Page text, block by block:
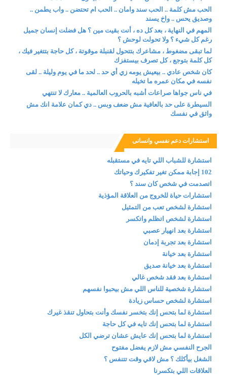
الحب مش كلمة .. الحب سند وامان .. الحب ام تحتضن .. واب يطمن ..
وصديق يحس .. واخ يسند
المهم في النهاية ، بعد كل ده ، أنت بقيت مين ؟ هل فضلت إنسان جميل
رغم كل شيء ؟ ولا تحولت لوحش ؟
لما تبقى مضغوط ، مشاعرك بتتحول لقنبلة موقوتة ، كل حاجة بتتغير فيك ،
كل كلمة بتوجع ، كل تصرف بيستفزك
كان شخص عادي .. بيعيش يومه زي أي حد .. لحد ما في يوم وليلة .. لقى
نفسه في مكان عمره ما تخيله
في ناس جواها صراعات أشبه بالحروب العالمية .. معارك لا تنتهي
السيطرة على حد بالعافية مش ضعف وبس .. دي كمان علامة انك مش
واثق في نفسك
استشارات دعم نفسي وانسانى
استشارة للشباب اللي تايه في مستقبله
102 إجابة ممكن تغير تفكيرك وحياتك
اتصدمت في شخص كان سند ؟
استشارات حياة للخروج من العلاقة المؤذية
استشارة لشخص تعب من التمثيل
استشارة لشخص اتظلم واتكسر
استشارة بعد انهيار عصبي
استشارة بعد تجربة إدمان
استشارة بعد خيانة
استشارة بعد خيانة صديق
استشارة بعد فقد شخص غالي
استشارة شخصية للناس اللي مش بيحبوا نفسهم
استشارة لشخص حساس زيادة
استشارة لما بتحس إنك بتخسر نفسك وأنت بتحاول تنقذ غيرك
استشارة لما بتحس إنك تايه في كل حاجة
استشارة لما بتحس إنك عايش عشان ترضي الكل
الجرح النفسي مش لازم يفضل مفتوح
الشغل بيأكلك ؟ مش لاقي وقت تتنفس ؟
العلاقات اللي بتكسرنا